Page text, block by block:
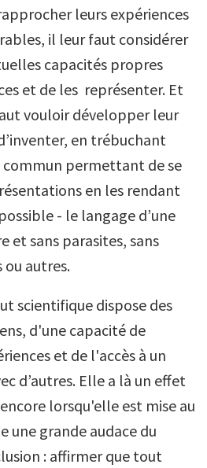
leurs expériences
il leur faut considérer
capacités propres
et de les représenter. Et
vouloir développer leur
en trébuchant
permettant de se
en les rendant
- le langage d’une
et sans parasites, sans
autres.
scientifique dispose des
d'une capacité de
et de l'accès à un
d’autres. Elle a là un effet
lorsqu'elle est mise au
une grande audace du
: affirmer que tout